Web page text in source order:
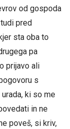
od gospoda
pred
sta oba to
pa
prijavo ali
s
ki so me
in ne
poveš, si kriv,